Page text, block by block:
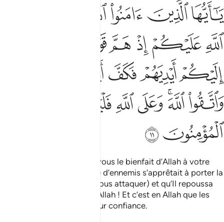
يا ايها الذين امنوا اذكروا نعمت الله عليكم اذ هم قوم ان يبسطوا اليكم
يَـٰٓأَيُّهَا ٱلَّذِينَ ءَامَنُوا۟ ٱذْكُرُوا۟ نِعْمَتَ ٱللَّهِ عَلَيْكُمْ إِذْ هَمَّ
ﱉﱊﱋﱌ
ﱎﱏﱐ ﱑﱒ
ﱕﱖﱗﱘ
ﱛﱜﱝﱞﱟﱠ
ﱡﱢ
Ô les croyants! Rappelez-vous le bienfait d’Allah à votre
égard, le jour où un groupe d’ennemis s’apprêtait à porter la
main sur vous (en vue de vous attaquer) et qu’Il repoussa
leur tentative. Et craignez Allah ! Et c’est en Allah que les
croyants doivent mettre leur confiance.